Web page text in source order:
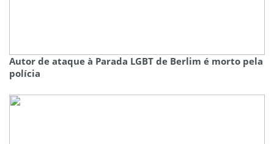
Autor de ataque à Parada LGBT de Berlim é morto pela
polícia